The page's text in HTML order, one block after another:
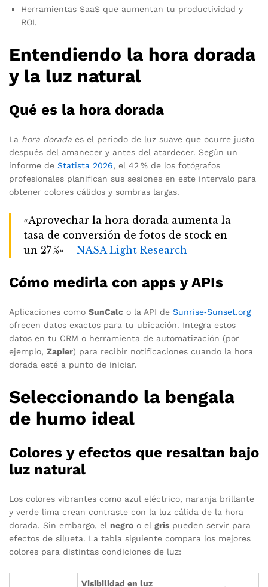
Herramientas SaaS que aumentan tu productividad y
ROI.
Entendiendo la hora dorada
y la luz natural
Qué es la hora dorada
La hora dorada es el periodo de luz suave que ocurre justo
después del amanecer y antes del atardecer. Según un
informe de Statista 2026, el 42 % de los fotógrafos
profesionales planifican sus sesiones en este intervalo para
obtener colores cálidos y sombras largas.
«Aprovechar la hora dorada aumenta la
tasa de conversión de fotos de stock en
un 27 %» – NASA Light Research
Cómo medirla con apps y APIs
Aplicaciones como SunCalc o la API de Sunrise‑Sunset.org
ofrecen datos exactos para tu ubicación. Integra estos
datos en tu CRM o herramienta de automatización (por
ejemplo, Zapier) para recibir notificaciones cuando la hora
dorada esté a punto de iniciar.
Seleccionando la bengala
de humo ideal
Colores y efectos que resaltan bajo
luz natural
Los colores vibrantes como azul eléctrico, naranja brillante
y verde lima crean contraste con la luz cálida de la hora
dorada. Sin embargo, el negro o el gris pueden servir para
efectos de silueta. La tabla siguiente compara los mejores
colores para distintas condiciones de luz:
Visibilidad en luz